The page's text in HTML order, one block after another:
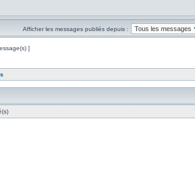
Afficher les messages publiés depuis :
]